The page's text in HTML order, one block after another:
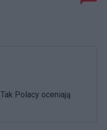
Polacy oceniają